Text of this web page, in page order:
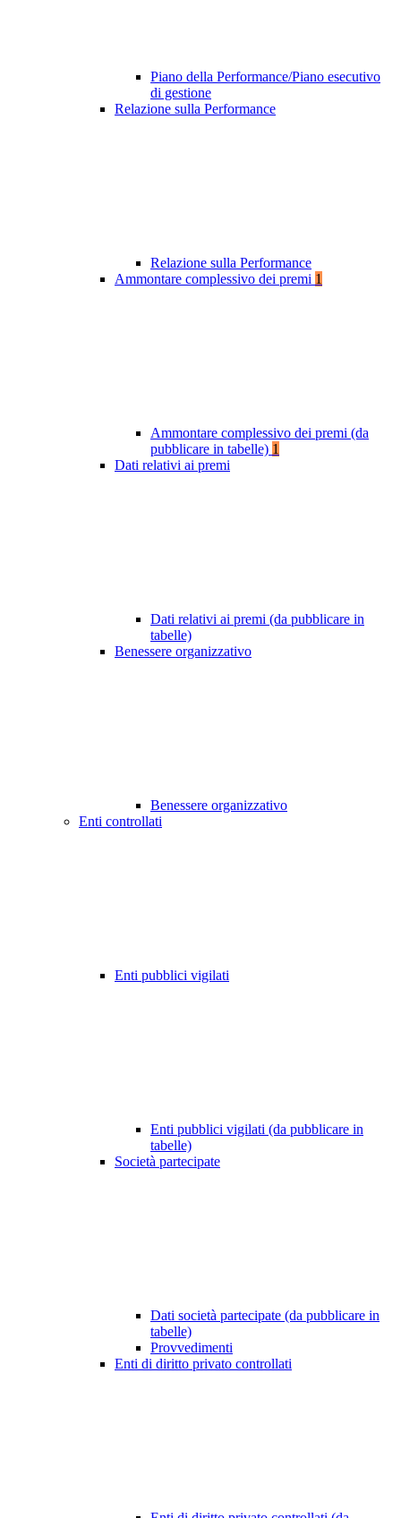
Piano della Performance/Piano esecutivo
di gestione
Relazione sulla Performance
Relazione sulla Performance
Ammontare complessivo dei premi 1
Ammontare complessivo dei premi (da
pubblicare in tabelle) 1
Dati relativi ai premi
Dati relativi ai premi (da pubblicare in
tabelle)
Benessere organizzativo
Benessere organizzativo
Enti controllati
Enti pubblici vigilati
Enti pubblici vigilati (da pubblicare in
tabelle)
Società partecipate
Dati società partecipate (da pubblicare in
tabelle)
Provvedimenti
Enti di diritto privato controllati